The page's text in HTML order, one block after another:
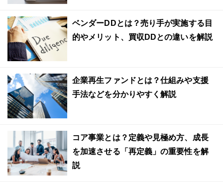
ベンダーDDとは？売り手が実施する目
的やメリット、買収DDとの違いを解説
企業再生ファンドとは？仕組みや支援
手法などを分かりやすく解説
コア事業とは？定義や見極め方、成長
を加速させる「再定義」の重要性を解
説